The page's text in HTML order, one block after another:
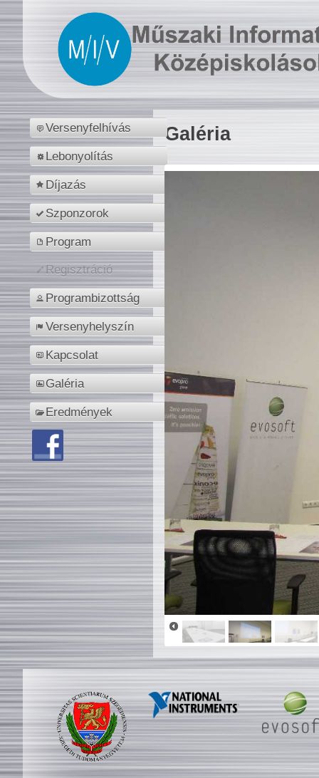
Versenyfelhívás
Lebonyolítás
Díjazás
Szponzorok
Program
Regisztráció
Programbizottság
Versenyhelyszín
Kapcsolat
Galéria
Eredmények
Galéria